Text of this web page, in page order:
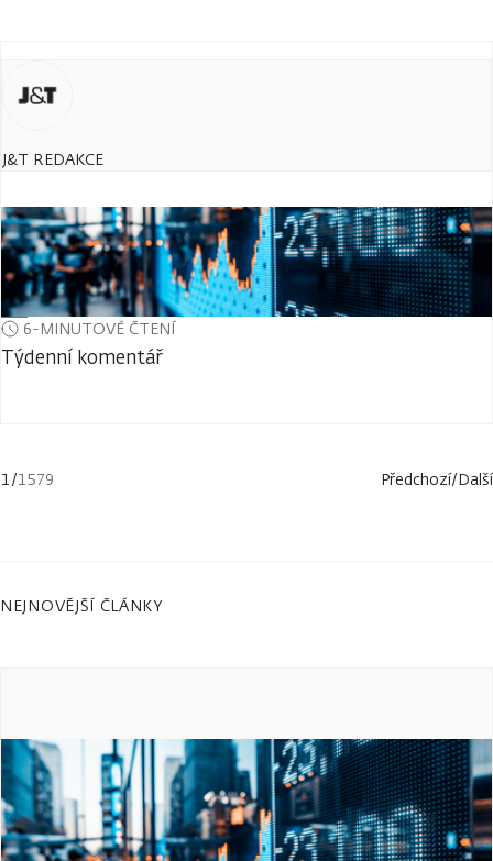
J&T REDAKCE
6-MINUTOVÉ ČTENÍ
Týdenní komentář
1/1579 Předchozí/Další
NEJNOVĚJŠÍ ČLÁNKY